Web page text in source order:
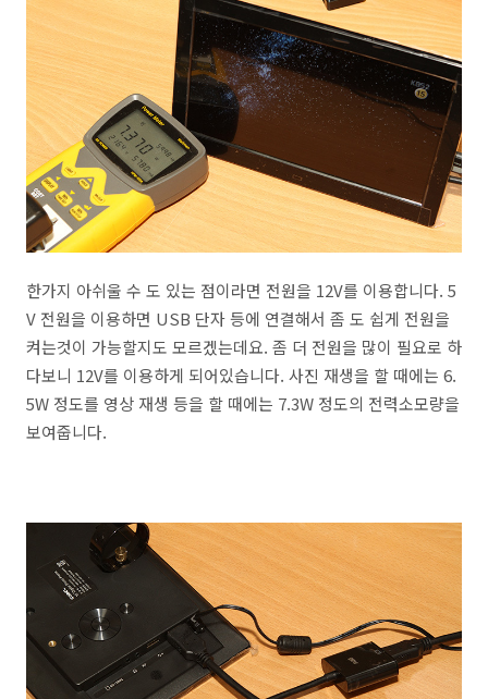
한가지 아쉬울 수 도 있는 점이라면 전원을 12V를 이용합니다. 5
V 전원을 이용하면 USB 단자 등에 연결해서 좀 도 쉽게 전원을
켜는것이 가능할지도 모르겠는데요. 좀 더 전원을 많이 필요로 하
다보니 12V를 이용하게 되어있습니다. 사진 재생을 할 때에는 6.
5W 정도를 영상 재생 등을 할 때에는 7.3W 정도의 전력소모량을
보여줍니다.